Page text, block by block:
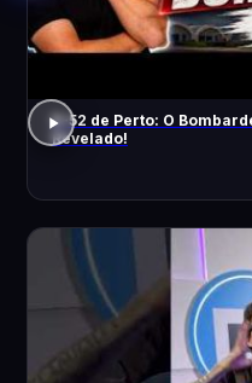
B-52 de Perto: O
Revelado!